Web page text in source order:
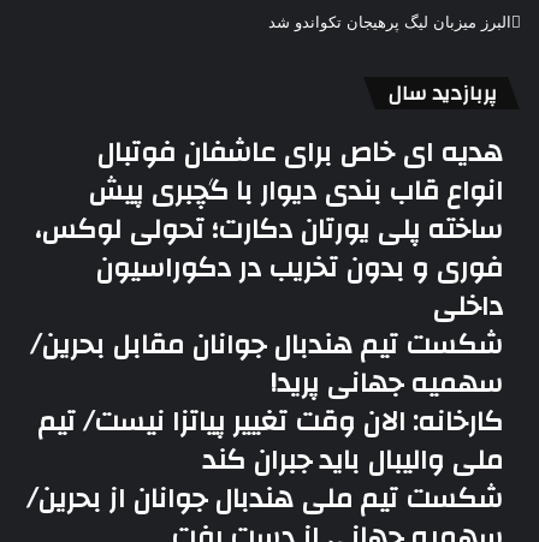
البرز میزبان لیگ پرهیجان تکواندو شد
پربازدید سال
هدیه ای خاص برای عاشفان فوتبال
انواع قاب بندی دیوار با گچبری پیش
ساخته پلی یورتان دکارت؛ تحولی لوکس،
فوری و بدون تخریب در دکوراسیون
داخلی
شکست تیم هندبال جوانان مقابل بحرین/
سهمیه جهانی پرید!
کارخانه: الان وقت تغییر پیاتزا نیست/ تیم
ملی والیبال باید جبران کند
شکست تیم ملی هندبال جوانان از بحرین/